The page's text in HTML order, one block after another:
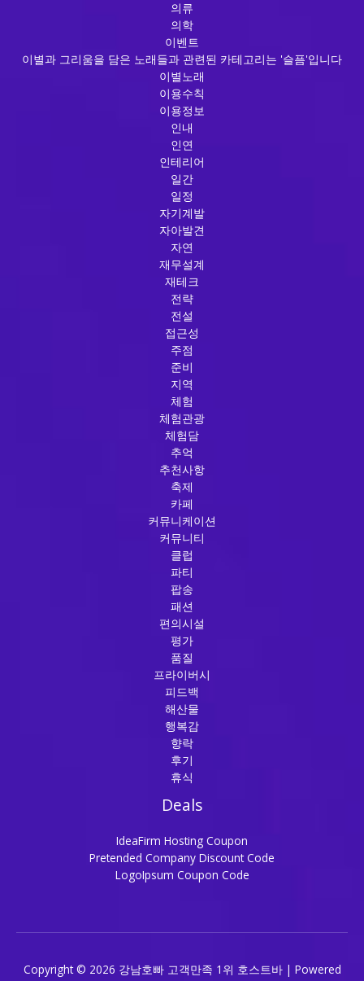
의류
의학
이벤트
이별과 그리움을 담은 노래들과 관련된 카테고리는 '슬픔'입니다
이별노래
이용수칙
이용정보
인내
인연
인테리어
일간
일정
자기계발
자아발견
자연
재무설계
재테크
전략
전설
접근성
주점
준비
지역
체험
체험관광
체험담
추억
추천사항
축제
카페
커뮤니케이션
커뮤니티
클럽
파티
팝송
패션
편의시설
평가
품질
프라이버시
피드백
해산물
행복감
향락
후기
휴식
Deals
IdeaFirm Hosting Coupon
Pretended Company Discount Code
LogoIpsum Coupon Code
Copyright © 2026 강남호빠 고객만족 1위 호스트바 | Powered